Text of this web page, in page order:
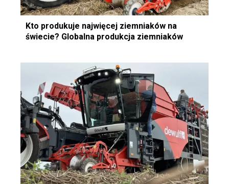
Kto produkuje najwięcej ziemniaków na
świecie? Globalna produkcja ziemniaków